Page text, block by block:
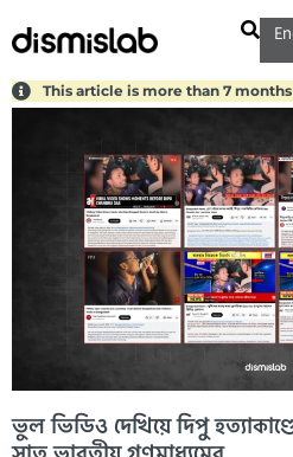
This article is more than 7
ভুল ভিডিও দেখিয়ে দিপু